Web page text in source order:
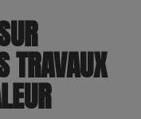
TRAVAUX